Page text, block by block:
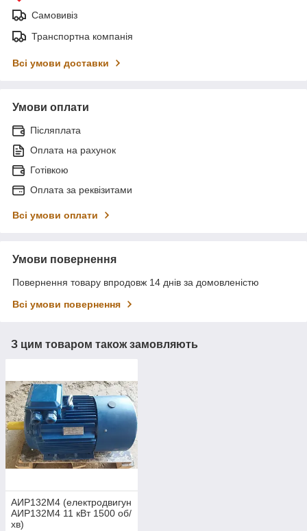
Самовивіз
Транспортна компанія
Всі умови доставки
Умови оплати
Післяплата
Оплата на рахунок
Готівкою
Оплата за реквізитами
Всі умови оплати
Умови повернення
Повернення товару впродовж 14 днів за домовленістю
Всі умови повернення
З цим товаром також замовляють
АИР132М4 (електродвигун
АИР132М4 11 кВт 1500 об/
хв)